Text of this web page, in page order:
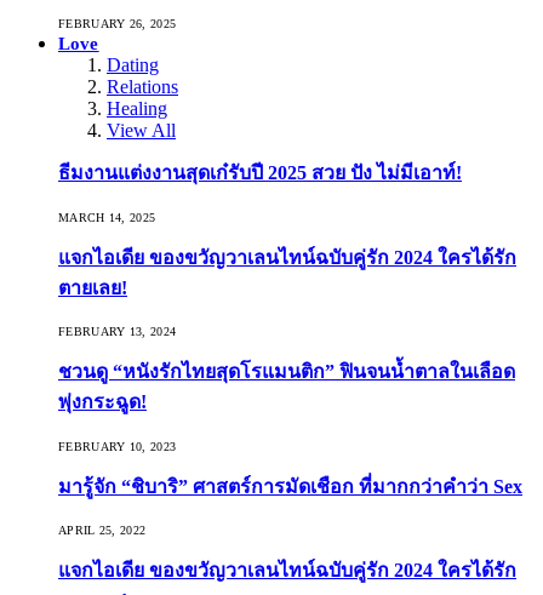
FEBRUARY 26, 2025
Love
Dating
Relations
Healing
View All
ธีมงานแต่งงานสุดเก๋รับปี 2025 สวย ปัง ไม่มีเอาท์!
MARCH 14, 2025
แจกไอเดีย ของขวัญวาเลนไทน์ฉบับคู่รัก 2024 ใครได้รัก
ตายเลย!
FEBRUARY 13, 2024
ชวนดู “หนังรักไทยสุดโรแมนติก” ฟินจนน้ำตาลในเลือด
พุ่งกระฉูด!
FEBRUARY 10, 2023
มารู้จัก “ชิบาริ” ศาสตร์การมัดเชือก ที่มากกว่าคำว่า Sex
APRIL 25, 2022
แจกไอเดีย ของขวัญวาเลนไทน์ฉบับคู่รัก 2024 ใครได้รัก